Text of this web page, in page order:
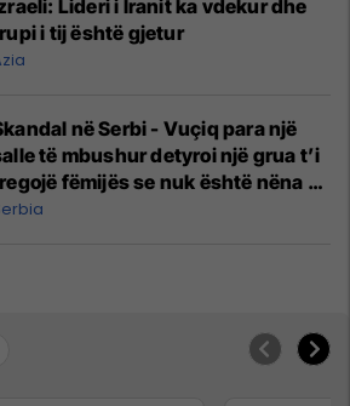
Lideri i Iranit ka vdekur dhe
i tij është gjetur
në Serbi - Vuçiq para një
të mbushur detyroi një grua t’i
fëmijës se nuk është nëna e